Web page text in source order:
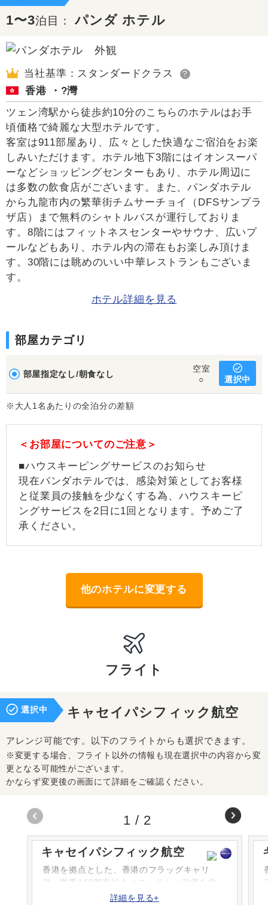
1〜3泊目：パンダ ホテル
当社基準：スタンダードクラス ?
香港 ・?灣
ツェン湾駅から徒歩約10分のこちらのホテルはお手
頃価格で綺麗な大型ホテルです。
客室は911部屋あり、広々とした快適なご宿泊をお楽
しみいただけます。ホテル地下3階にはイオンスーパ
ーなどショッピングセンターもあり、ホテル周辺に
は多数の飲食店がございます。また、パンダホテル
から九龍市内の繁華街チムサーチョイ（DFSサンプラ
ザ店）まで無料のシャトルバスが運行しておりま
す。8階にはフィットネスセンターやサウナ、広いプ
ールなどもあり、ホテル内の滞在もお楽しみ頂けま
す。30階には眺めのいい中華レストランもございま
す。
ホテル詳細を見る
部屋カテゴリ
部屋指定なし/朝食なし
空室
○
選択中
※大人1名あたりの全泊分の差額
＜お部屋についてのご注意＞
■ハウスキーピングサービスのお知らせ
現在パンダホテルでは、感染対策としてお客様
と従業員の接触を少なくする為、ハウスキーピ
ングサービスを2日に1回となります。予めご了
承ください。
他のホテルに変更する
フライト
選択中 キャセイパシフィック航空
アレンジ可能です。以下のフライトからも選択できます。
※変更する場合、フライト以外の情報も現在選択中の内容から変
更となる可能性がございます。
かならず変更後の画面にて詳細をご確認ください。
キャセイパシフィック航空
香港を拠点とした、香港のフラッグキャリ
ア。世界140都市以上（コードシェア便を含
む）を結ぶ大きなネットワークを持っていま
詳細を見る+
1 / 2